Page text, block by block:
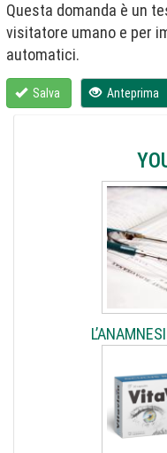
Questa domanda è un
visitatore umano e per
automatici.
Salva Anteprima